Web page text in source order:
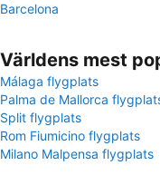
Barcelona
Världens mest
Málaga flygplats
Palma de Mallorca
Split flygplats
Rom Fiumicino flygplats
Milano Malpensa flygplats